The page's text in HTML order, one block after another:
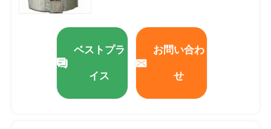
ベストプラ
イス
お問い合わ
せ